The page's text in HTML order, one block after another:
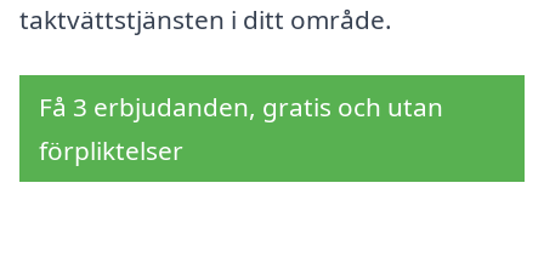
taktvättstjänsten i ditt område.
Få 3 erbjudanden, gratis och utan
förpliktelser